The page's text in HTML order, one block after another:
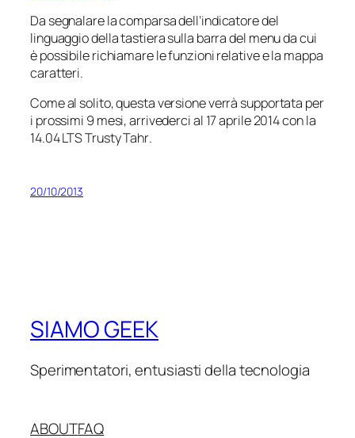
Da segnalare la comparsa dell’indicatore del
linguaggio della tastiera sulla barra del menu da cui
è possibile richiamare le funzioni relative e la mappa
caratteri.
Come al solito, questa versione verrà supportata per
i prossimi 9 mesi, arrivederci al 17 aprile 2014 con la
14.04 LTSTrusty Tahr.
20/10/2013
SIAMO GEEK
Sperimentatori, entusiasti della tecnologia
ABOUTFAQ